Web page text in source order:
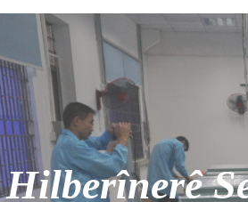
Hilberînerê